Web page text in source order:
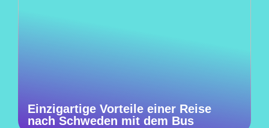
Einzigartige Vorteile einer Reise
nach Schweden mit dem Bus